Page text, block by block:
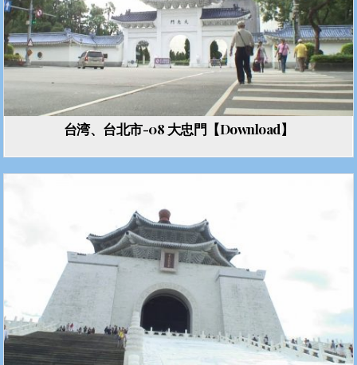
台湾、台北市-08 大忠門【Download】